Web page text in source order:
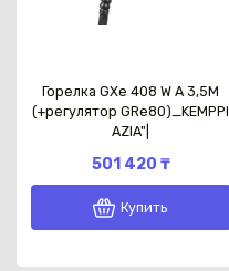
Горелка GXe 408 W A 3,5M
(+регулятор GRe80)_KEMPPI
AZIA"|
501 420 ₸
Купить